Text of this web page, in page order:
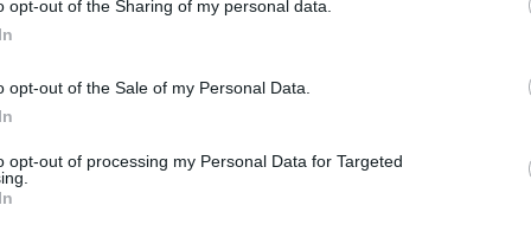
opt-out of the Sharing of my personal data.
opt-out of the Sale of my Personal Data.
opt-out of processing my Personal Data for Targeted
nell'ultimo anno e mezzo, come mai
perché sento che quando sono fresco
tennis", ha spiegato, "quest'anno ho
giocare contro Sinner o Alcaraz. Questi
sento come se stessi affrontando la partita
vincere la partita in questo modo. È così